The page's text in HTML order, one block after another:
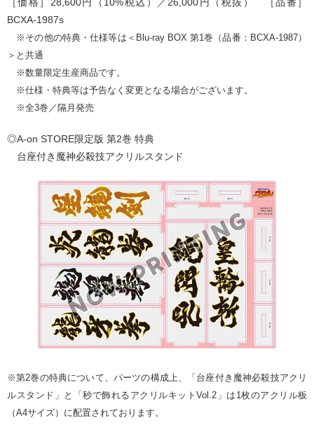
BCXA-1987s
※その他の特典・仕様等は＜Blu-ray BOX 第1巻（品番：BCXA-1987）
＞と共通
※数量限定生産商品です。
※仕様・特典等は予告なく変更となる場合がございます。
※全3巻／隔月発売
◎A-on STORE限定版 第2巻 特典
台座付き魔神必殺技アクリルスタンド
※第2巻の特典について、パーツの構成上、「台座付き魔神必殺技アクリ
ルスタンド」と「秒で飾れるアクリルキットVol.2」は1枚のアクリル板
（A4サイズ）に配置されております。